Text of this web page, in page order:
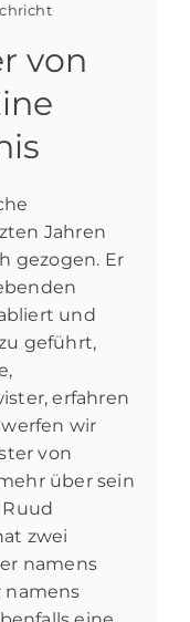
von
Jahren
gezogen. Er
und
geführt,
erfahren
wir
von
über sein
zwei
namens
namens